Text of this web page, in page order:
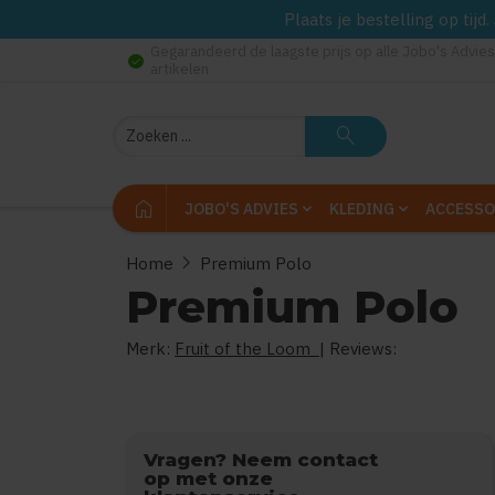
Plaats je bestelling op
check_circle
Zoeken search
home JOBO'S ADVIES KLEDING
Home chevron_right Premium Polo
Premium Polo
Merk: Fruit of the Loom | Reviews:
Vragen? Neem contact
op met onze